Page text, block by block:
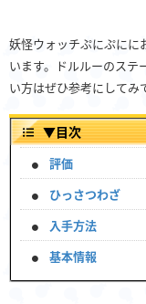
妖怪ウォッチぷにぷにに
います。ドルルーのステ
い方はぜひ参考にしてみ
▼目次
評価
ひっさつわざ
入手方法
基本情報